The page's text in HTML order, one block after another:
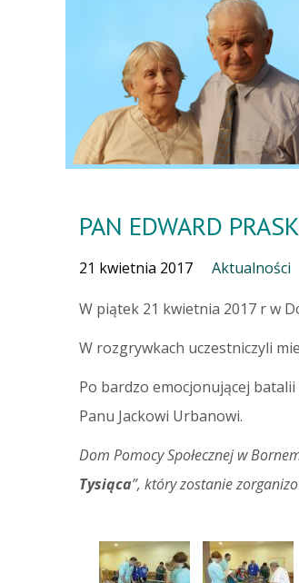
PAN EDWARD
21 kwietnia 2017 Aktualności
W piątek 21 kwietnia 2017 r w
W rozgrywkach uczestniczyli
Po bardzo emocjonującej
Panu Jackowi Urbanowi.
Dom Pomocy Społecznej w
Tysiąca”, który zostanie